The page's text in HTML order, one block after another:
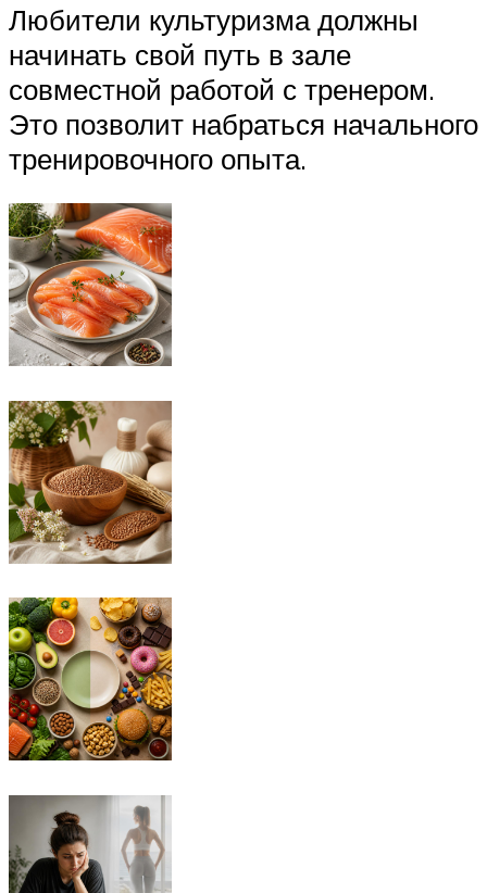
Любители культуризма должны
начинать свой путь в зале
совместной работой с тренером.
Это позволит набраться начального
тренировочного опыта.